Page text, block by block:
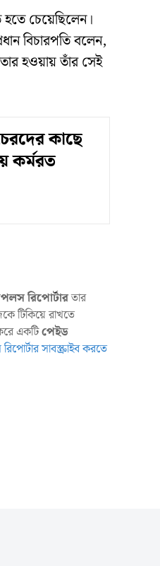
চেয়েছিলেন।
বিচারপতি বলেন,
হওয়ায় তাঁর সেই
কাছে
কর্মরত
রিপোর্টারতার
টিকিয়ে রাখতে
একটিপেইড
সাবস্ক্রাইব করতে